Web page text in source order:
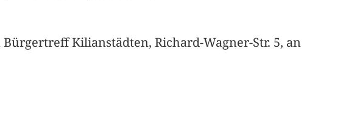
Kilianstädten, Richard-Wagner-Str. 5, an